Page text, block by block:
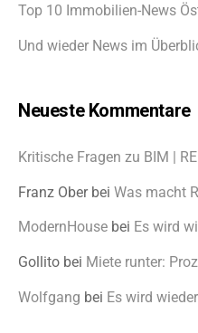
Top 10 Immobilien-News
Und wieder News im
Neueste Kommentare
Kritische Fragen zu BIM |
Franz Oberbei Was macht
ModernHouse bei Es wird
Gollito bei Miete runter:
Wolfgang bei Es wird